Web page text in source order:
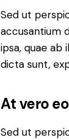
Sed ut
accusantium
ipsa, quae
dicta sunt,
At vero
Sed ut